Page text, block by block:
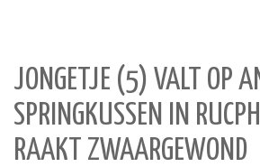
JONGETJE (5) VALT OP
SPRINGKUSSEN IN
RAAKT ZWAARGEWOND